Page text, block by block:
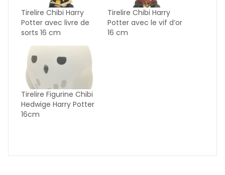
Tirelire Chibi Harry
Potter avec livre de
sorts 16 cm
Tirelire Chibi Harry
Potter avec le vif d’or
16 cm
Tirelire Figurine Chibi
Hedwige Harry Potter
16cm